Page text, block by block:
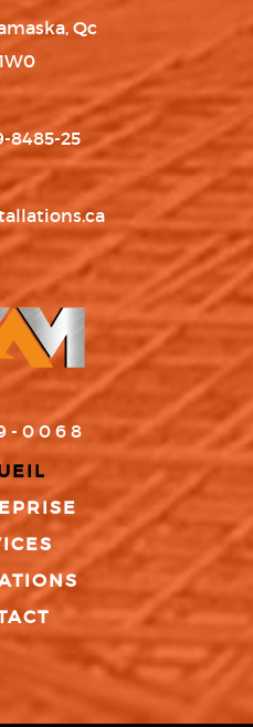
Qc
8485-25
0068